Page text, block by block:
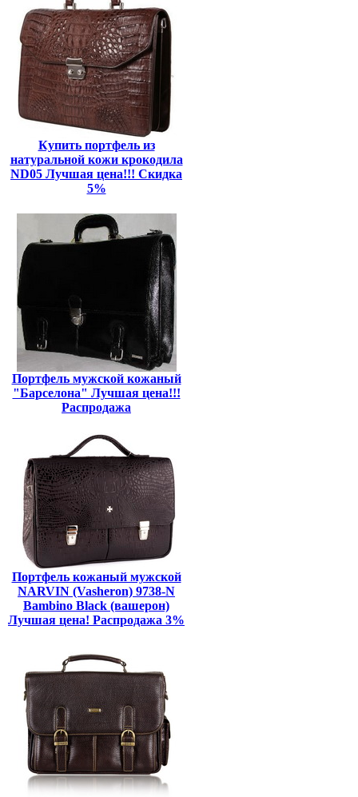
Купить портфель из
натуральной кожи крокодила
ND05 Лучшая цена!!! Скидка
5%
Портфель мужской кожаный
"Барселона" Лучшая цена!!!
Распродажа
Портфель кожаный мужской
NARVIN (Vasheron) 9738-N
Bambino Black (вашерон)
Лучшая цена! Распродажа 3%